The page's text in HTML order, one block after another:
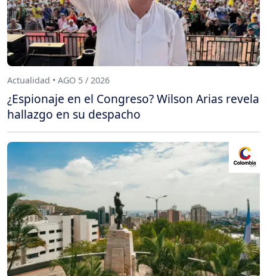
Actualidad • AGO 5 / 2026
¿Espionaje en el Congreso? Wilson Arias revela
hallazgo en su despacho